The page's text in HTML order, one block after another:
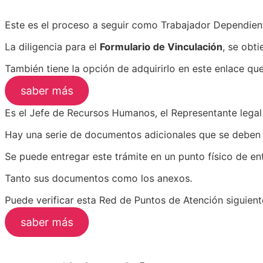
Este es el proceso a seguir como Trabajador
La diligencia para el Formulario de Vinculación, se
También tiene la opción de adquirirlo en este enlace
saber más
Es el Jefe de Recursos Humanos, el Representante
Hay una serie de documentos adicionales que se
Se puede entregar este trámite en un punto físico de
Tanto sus documentos como los anexos.
Puede verificar esta Red de Puntos de Atención
saber más